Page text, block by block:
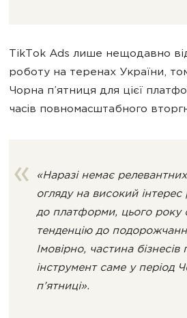
TikTok Ads лише нещодавно
роботу на теренах України,
Чорна п’ятниця для цієї
часів повномасштабного
«Наразі немає
огляду на високий інтерес
до платформи, цього року
тенденцію до
Імовірно, частина бізнесів
інструмент саме у період
п’ятниці».